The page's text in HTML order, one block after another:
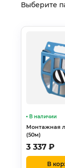
Выберите
В наличии
Монтажная
(50м)
3 337 ₽
В